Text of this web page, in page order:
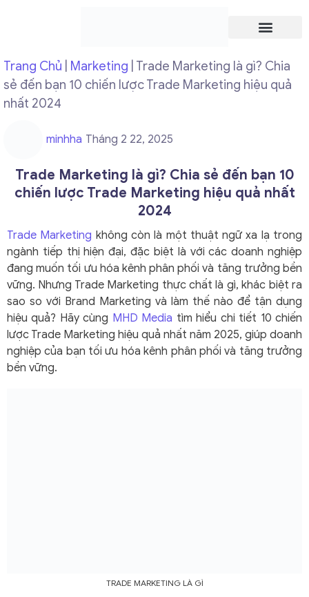
Trang Chủ Marketing Trade Marketing là gì? Chia
sẻ đến bạn 10 chiến lược Trade Marketing hiệu quả
nhất 2024
minhha Tháng 2 22, 2025
Trade Marketing là gì? Chia sẻ đến bạn 10
chiến lược Trade Marketing hiệu quả nhất
2024
Trade Marketing không còn là một thuật ngữ xa lạ trong
ngành tiếp thị hiện đại, đặc biệt là với các doanh nghiệp
đang muốn tối ưu hóa kênh phân phối và tăng trưởng bền
vững. Nhưng Trade Marketing thực chất là gì, khác biệt ra
sao so với Brand Marketing và làm thế nào để tận dụng
hiệu quả? Hãy cùng MHD Media tìm hiểu chi tiết 10 chiến
lược Trade Marketing hiệu quả nhất năm 2025, giúp doanh
nghiệp của bạn tối ưu hóa kênh phân phối và tăng trưởng
bền vững.
TRADE MARKETING LÀ GÌ